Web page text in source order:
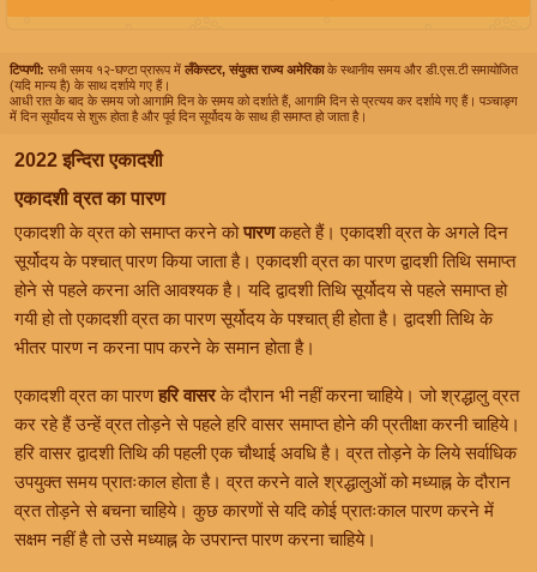
टिप्पणी: सभी समय १२-घण्टा प्रारूप में लँकेस्टर, संयुक्त राज्य अमेरिकाके स्थानीय समय और डी.एस.टी समायोजित
(यदि मान्य है) के साथ दर्शाये गए हैं।
आधी रात के बाद के समय जो आगामि दिन के समय को दर्शाते हैं, आगामि दिन से प्रत्यय कर दर्शाये गए हैं। पञ्चाङ्ग
में दिन सूर्योदय से शुरू होता है और पूर्व दिन सूर्योदय के साथ ही समाप्त हो जाता है।
2022 इन्दिरा एकादशी
एकादशी व्रत का पारण
एकादशी के व्रत को समाप्त करने कोपारणकहते हैं। एकादशी व्रत के अगले दिन
सूर्योदय के पश्चात् पारण किया जाता है। एकादशी व्रत का पारण द्वादशी तिथि समाप्त
होने से पहले करना अति आवश्यक है। यदि द्वादशी तिथि सूर्योदय से पहले समाप्त हो
गयी हो तो एकादशी व्रत का पारण सूर्योदय के पश्चात् ही होता है। द्वादशी तिथि के
भीतर पारण न करना पाप करने के समान होता है।
एकादशी व्रत का पारणहरि वासरके दौरान भी नहीं करना चाहिये। जो श्रद्धालु व्रत
कर रहे हैं उन्हें व्रत तोड़ने से पहले हरि वासर समाप्त होने की प्रतीक्षा करनी चाहिये।
हरि वासर द्वादशी तिथि की पहली एक चौथाई अवधि है। व्रत तोड़ने के लिये सर्वाधिक
उपयुक्त समय प्रातःकाल होता है। व्रत करने वाले श्रद्धालुओं को मध्याह्न के दौरान
व्रत तोड़ने से बचना चाहिये। कुछ कारणों से यदि कोई प्रातःकाल पारण करने में
सक्षम नहीं है तो उसे मध्याह्न के उपरान्त पारण करना चाहिये।